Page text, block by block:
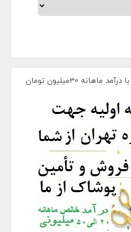
30میلیون تومان